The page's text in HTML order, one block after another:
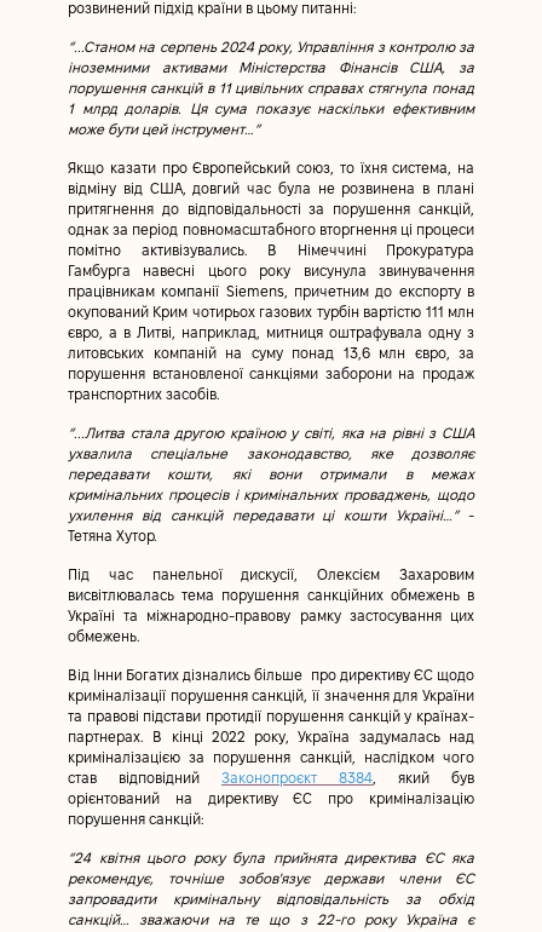
розвинений підхід країни в цьому питанні:
“...Станом на серпень 2024 року, Управління з контролю за
іноземними активами Міністерства Фінансів США, за
порушення санкцій в 11 цивільних справах стягнула понад
1 млрд доларів. Ця сума показує наскільки ефективним
може бути цей інструмент…”
Якщо казати про Європейський союз, то їхня система, на
відміну від США, довгий час була не розвинена в плані
притягнення до відповідальності за порушення санкцій,
однак за період повномасштабного вторгнення ці процеси
помітно активізувались. В Німеччині Прокуратура
Гамбурга навесні цього року висунула звинувачення
працівникам компанії Siemens, причетним до експорту в
окупований Крим чотирьох газових турбін вартістю 111 млн
євро, а в Литві, наприклад, митниця оштрафувала одну з
литовських компаній на суму понад 13,6 млн євро, за
порушення встановленої санкціями заборони на продаж
транспортних засобів.
“...Литва стала другою країною у світі, яка на рівні з США
ухвалила спеціальне законодавство, яке дозволяє
передавати кошти, які вони отримали в межах
кримінальних процесів і кримінальних проваджень, щодо
ухилення від санкцій передавати ці кошти Україні…” -
Тетяна Хутор.
Під час панельної дискусії, Олексієм Захаровим
висвітлювалась тема порушення санкційних обмежень в
Україні та міжнародно-правову рамку застосування цих
обмежень.
Від Інни Богатих дізнались більше про директиву ЄС щодо
криміналізації порушення санкцій, її значення для України
та правові підстави протидії порушення санкцій у країнах-
партнерах. В кінці 2022 року, Україна задумалась над
криміналізацією за порушення санкцій, наслідком чого
став відповідний Законопроєкт 8384 , який був
орієнтований на директиву ЄС про криміналізацію
порушення санкцій:
“24 квітня цього року була прийнята директива ЄС яка
рекомендує, точніше зобов'язує держави члени ЄС
запровадити кримінальну відповідальність за обхід
санкцій… зважаючи на те що з 22-го року Україна є